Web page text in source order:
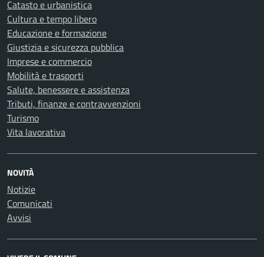
Catasto e urbanistica
Cultura e tempo libero
Educazione e formazione
Giustizia e sicurezza pubblica
Imprese e commercio
Mobilità e trasporti
Salute, benessere e assistenza
Tributi, finanze e contravvenzioni
Turismo
Vita lavorativa
NOVITÀ
Notizie
Comunicati
Avvisi